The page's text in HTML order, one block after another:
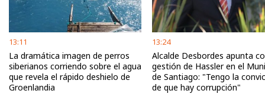
13:11
La dramática imagen de perros
siberianos corriendo sobre el agua
que revela el rápido deshielo de
Groenlandia
13:24
Alcalde Desbordes apunta
gestión de Hassler en el
de Santiago: "Tengo la
de que hay corrupción"